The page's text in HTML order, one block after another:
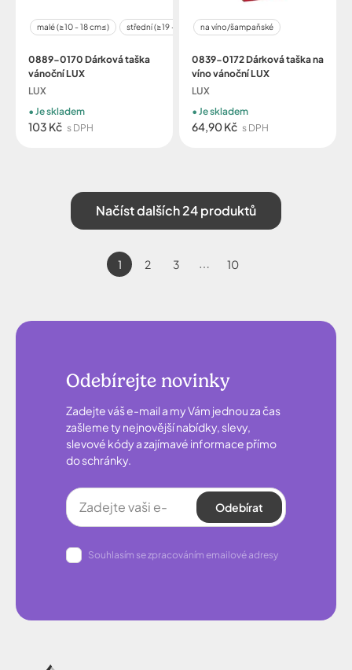
malé (≥10 - 18 cm≤) střední (≥19 - 32 cm≤) velké (≥29 - 48 cm≤)
0889-0170 Dárková taška
vánoční LUX
LUX
103 Kč s DPH
Je skladem
na víno/šampaňské
0839-0172 Dárková taška na
víno vánoční LUX
LUX
64,90 Kč s DPH
Je skladem
Načíst dalších 24 produktů
1 2 3 ⋯ 10
Odebírejte novinky
Zadejte váš e-mail a my Vám jednou za čas
zašleme ty nejnovější nabídky, slevy,
slevové kódy a zajímavé informace přímo
do schránky.
Odebírat
Souhlasím se zpracováním emailové adresy